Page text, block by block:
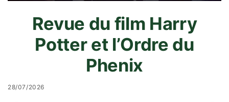
Revue du film Harry
Potter et l’Ordre du
Phenix
28/07/2026